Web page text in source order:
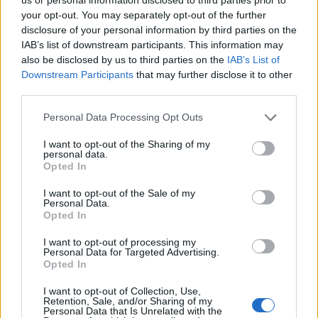
your opt-out. You may separately opt-out of the further
disclosure of your personal information by third parties on the
IAB’s list of downstream participants. This information may
also be disclosed by us to third parties on the IAB’s List of
Downstream Participants that may further disclose it to other
Personal Data Processing Opt Outs
I want to opt-out of the Sharing of my
personal data.
Opted In
I want to opt-out of the Sale of my
Personal Data.
Opted In
I want to opt-out of processing my
Personal Data for Targeted Advertising.
Opted In
I want to opt-out of Collection, Use,
Retention, Sale, and/or Sharing of my
Personal Data that Is Unrelated with the
nga Senati si ambasador i
SHBA-së në Shqipëri,
emërimi pret firmën e
Trump
ndahet nga jeta Besnik
Çota, ish-kapiten dhe ish-
trajner i Sopotit
Aksident fatal në Durrës,
makina përplas për vdekje
shoqërohet në polici
Kërcënim me bombë në
mesazhit me email
SHBA ndal përkohësisht
Protesta e 67-të,